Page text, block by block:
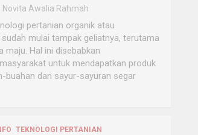
Novita Awalia Rahmah
pertanian organik atau
mulai tampak geliatnya, terutama
maju. Hal ini disebabkan
untuk mendapatkan produk
buahan dan sayur-sayuran segar
TEKNOLOGI PERTANIAN